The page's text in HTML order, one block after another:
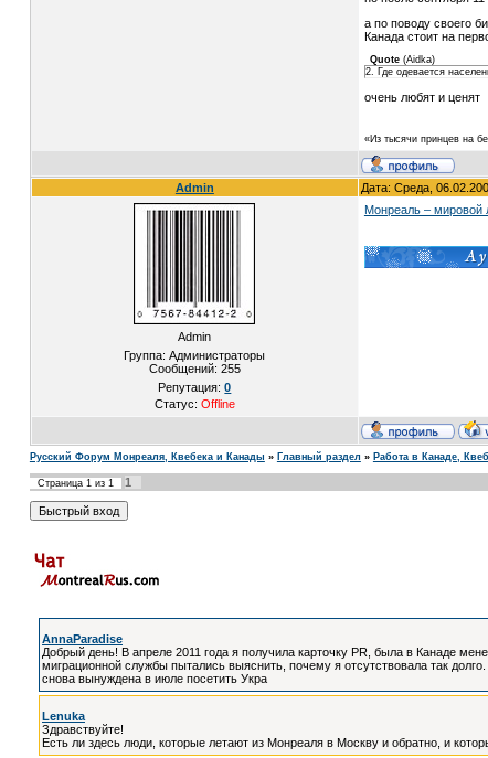
а по поводу своего
Канада стоит на
Quote(Aidka)
2. Где одевается
очень любят и ценят
«Из тысячи принцев на
Admin Дата: Среда,
Admin
Группа: Администраторы
Сообщений: 255
Репутация:0
Статус: Offline
Монреаль – мировой
Русский Форум Монреаля, Квебека и Канады » Главный раздел » Работа в Канаде,
Страница 1из 1
1